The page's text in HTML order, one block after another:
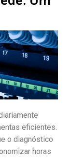
eficientes.
o diagnóstico
horas